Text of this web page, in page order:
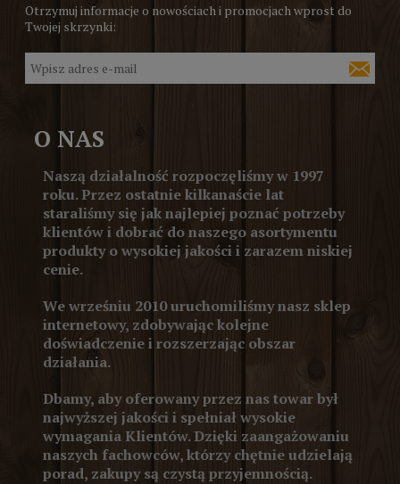
Otrzymuj informacje o nowościach i promocjach wprost do
Twojej skrzynki:
O NAS
Naszą działalność rozpoczęliśmy w 1997
roku. Przez ostatnie kilkanaście lat
staraliśmy się jak najlepiej poznać potrzeby
klientów i dobrać do naszego asortymentu
produkty o wysokiej jakości i zarazem niskiej
cenie.
We wrześniu 2010 uruchomiliśmy nasz sklep
internetowy, zdobywając kolejne
doświadczenie i rozszerzając obszar
działania.
Dbamy, aby oferowany przez nas towar był
najwyższej jakości i spełniał wysokie
wymagania Klientów. Dzięki zaangażowaniu
naszych fachowców, którzy chętnie udzielają
porad, zakupy są czystą przyjemnością.